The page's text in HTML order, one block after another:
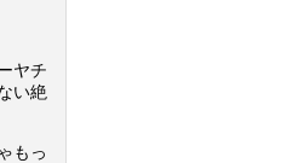
ヤチ
い絶
もっ